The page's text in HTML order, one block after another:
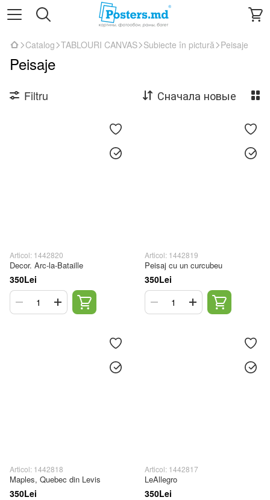
Catalog TABLOURI CANVAS Subiecte în pictură Peisaje
Peisaje
Filtru Сначала новые
Articol: 1442820
Decor. Arc-la-Bataille
350Lei
Articol: 1442819
Peisaj cu un curcubeu
350Lei
Articol: 1442818
Maples, Quebec din Levis
350Lei
Articol: 1442817
LeAllegro
350Lei